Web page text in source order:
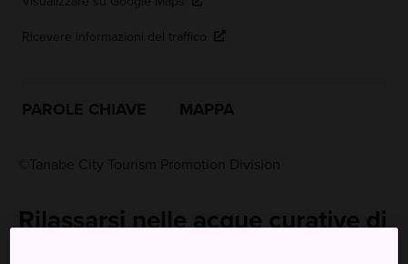
Ricevere informazioni del traffico
PAROLE CHIAVE MAPPA
©Tanabe City Tourism Promotion Division
Rilassarsi nelle acque curative di